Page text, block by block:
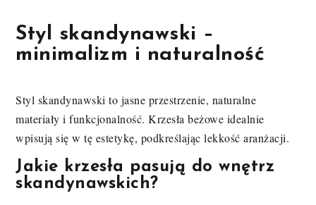
Styl skandynawski –
minimalizm i naturalność
Styl skandynawski to jasne przestrzenie, naturalne
materiały i funkcjonalność. Krzesła beżowe idealnie
wpisują się w tę estetykę, podkreślając lekkość aranżacji.
Jakie krzesła pasują do wnętrz
skandynawskich?